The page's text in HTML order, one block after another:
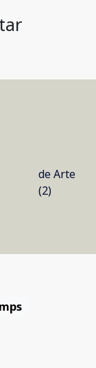
de Arte
(2)